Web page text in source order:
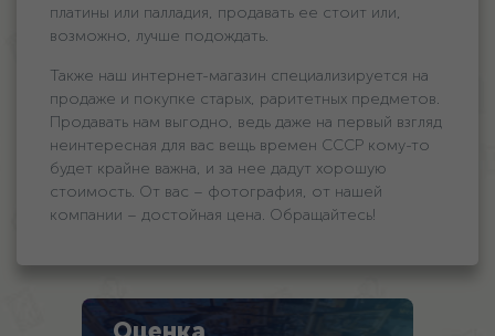
платины или палладия, продавать ее стоит или,
возможно, лучше подождать.
Также наш интернет-магазин специализируется на
продаже и покупке старых, раритетных предметов.
Продавать нам выгодно, ведь даже на первый взгляд
неинтересная для вас вещь времен СССР кому-то
будет крайне важна, и за нее дадут хорошую
стоимость. От вас – фотография, от нашей
компании – достойная цена. Обращайтесь!